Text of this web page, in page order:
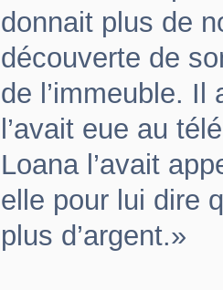
donnait plus de
découverte de
de l’immeuble. Il
l’avait eue au
Loana l’avait
elle pour lui dire
plus d’argent.»